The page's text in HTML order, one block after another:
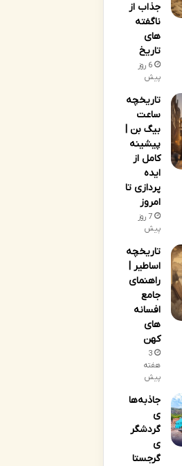
جذاب از
ناگفته
های
تاریخ
6 روز
پیش
تاریخچه
ساعت
بیگ بن |
پیشینه
کامل از
ایده
پردازی تا
امروز
7 روز
پیش
تاریخچه
اساطیر |
راهنمای
جامع
افسانه
های
کهن
3
هفته
پیش
جاذبه‌ها
ی
گردشگر
ی
گرجستا